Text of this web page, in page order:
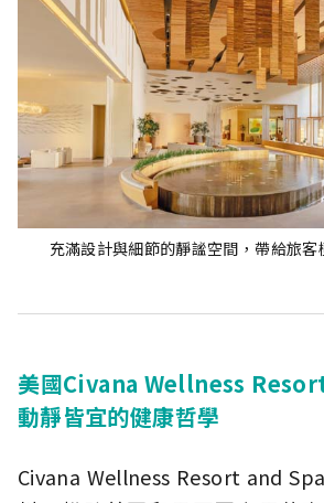
充滿設計與細節的靜謐空間，帶給旅客
美國Civana Wellness
動靜皆宜的健康哲學
Civana Wellness Resort and